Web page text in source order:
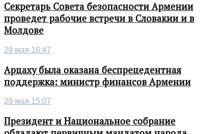
Секретарь Совета безопасности Армении
проведет рабочие встречи в Словакии и в
Молдове
29 мая 16:47
Арцаху была оказана беспрецедентная
поддержка: министр финансов Армении
29 мая 15:07
Президент и Национальное собрание